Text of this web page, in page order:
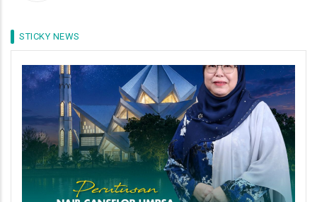
STICKY NEWS